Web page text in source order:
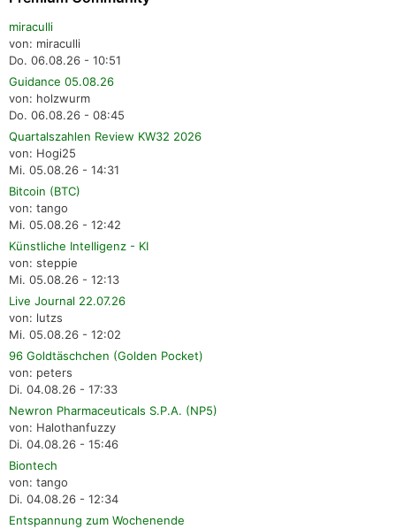
miraculli
von: miraculli
Do. 06.08.26 - 10:51
Guidance 05.08.26
von: holzwurm
Do. 06.08.26 - 08:45
Quartalszahlen Review KW32 2026
von: Hogi25
Mi. 05.08.26 - 14:31
Bitcoin (BTC)
von: tango
Mi. 05.08.26 - 12:42
Künstliche Intelligenz - KI
von: steppie
Mi. 05.08.26 - 12:13
Live Journal 22.07.26
von: lutzs
Mi. 05.08.26 - 12:02
96 Goldtäschchen (Golden Pocket)
von: peters
Di. 04.08.26 - 17:33
Newron Pharmaceuticals S.P.A. (NP5)
von: Halothanfuzzy
Di. 04.08.26 - 15:46
Biontech
von: tango
Di. 04.08.26 - 12:34
Entspannung zum Wochenende